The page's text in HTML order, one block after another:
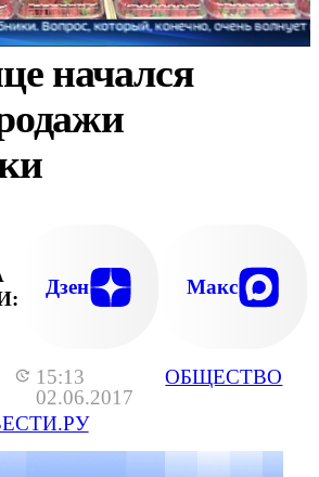
15:13
02.06.2017
ОБЩЕСТВО
начался
Дзен Макс